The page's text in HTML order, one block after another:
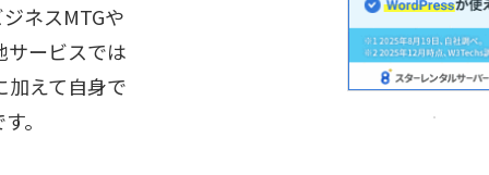
ネスMTGや
サービスでは
加えて自身で
。